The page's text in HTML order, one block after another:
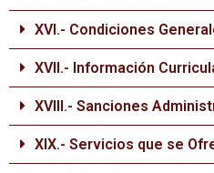
XVI.- Condiciones
XVII.- Información
XVIII.- Sanciones
XIX.- Servicios que se